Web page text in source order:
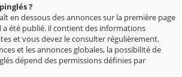
?
en dessous des annonces sur la première page
été publié. il contient des informations
et vous devez le consulter régulièrement.
et les annonces globales, la possibilité de
dépend des permissions définies par